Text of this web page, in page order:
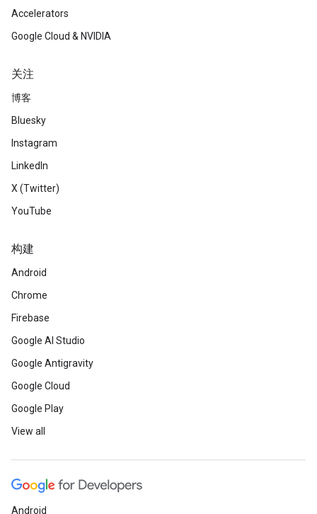
Accelerators
Google Cloud & NVIDIA
关注
博客
Bluesky
Instagram
LinkedIn
X (Twitter)
YouTube
构建
Android
Chrome
Firebase
Google AI Studio
Google Antigravity
Google Cloud
Google Play
View all
Android